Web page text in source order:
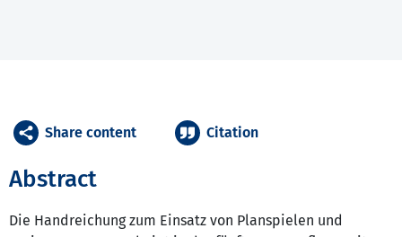
Abstract
Die Handreichung zum Einsatz von Planspielen und
Share content Citation